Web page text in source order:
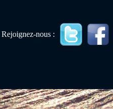
Rejoignez-nous :